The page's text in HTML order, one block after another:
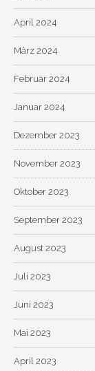
April 2024
März 2024
Februar 2024
Januar 2024
Dezember 2023
November 2023
Oktober 2023
September 2023
August 2023
Juli 2023
Juni 2023
Mai 2023
April 2023